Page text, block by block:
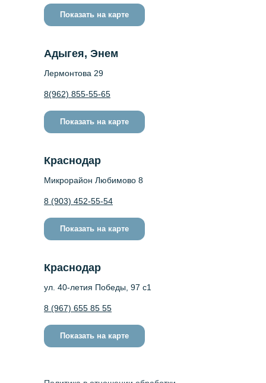
Краснодар
ул. 40-летия Победы, 97 с1
8 (967) 655 85 55
Показать на карте
Краснодар
Микрорайон Любимово 8
8 (903) 452-55-54
Показать на карте
Адыгея, Энем
Лермонтова 29
8(962) 855-55-65
Показать на карте
Показать на карте